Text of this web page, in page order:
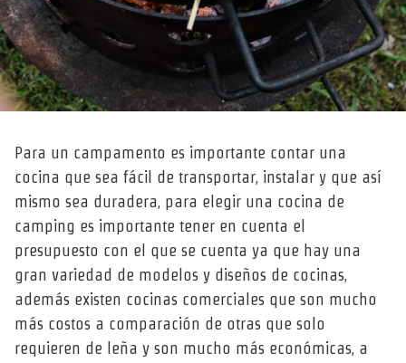
Para un campamento es importante contar una
cocina que sea fácil de transportar, instalar y que así
mismo sea duradera, para elegir una cocina de
camping es importante tener en cuenta el
presupuesto con el que se cuenta ya que hay una
gran variedad de modelos y diseños de cocinas,
además existen cocinas comerciales que son mucho
más costos a comparación de otras que solo
requieren de leña y son mucho más económicas, a